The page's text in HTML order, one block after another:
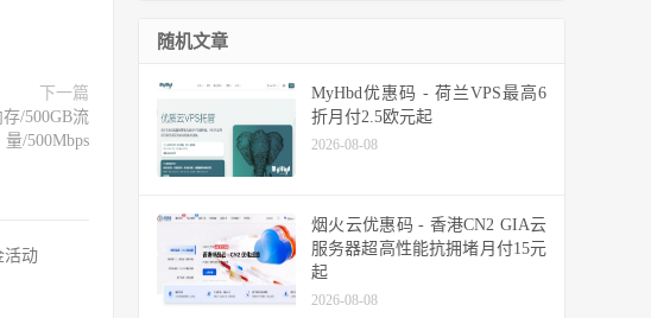
下一篇
/500GB流
量/500Mbps
活动
随机文章
MyHbd优惠码 - 荷兰VPS最高6
折月付2.5欧元起
2026-08-08
烟火云优惠码 - 香港CN2 GIA云
服务器超高性能抗拥堵月付15元
起
2026-08-08